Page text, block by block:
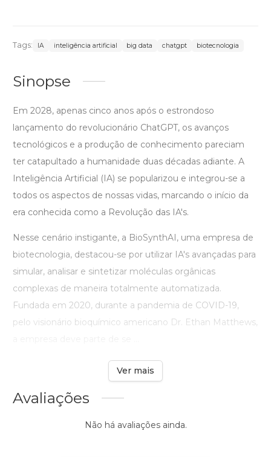
Tags: IA inteligência artificial big data chatgpt biotecnologia
Sinopse
Em 2028, apenas cinco anos após o estrondoso
lançamento do revolucionário ChatGPT, os avanços
tecnológicos e a produção de conhecimento pareciam
ter catapultado a humanidade duas décadas adiante. A
Inteligência Artificial (IA) se popularizou e integrou-se a
todos os aspectos de nossas vidas, marcando o início da
era conhecida como a Revolução das IA's.
Nesse cenário instigante, a BioSynthAI, uma empresa de
biotecnologia, destacou-se por utilizar IA's avançadas para
simular, analisar e sintetizar moléculas orgânicas
complexas de maneira totalmente automatizada.
Fundada em 2020, durante a pandemia de COVID-19,
pelo visionário bioquímico americano Dr. Ethan Matthews,
Ver mais
Avaliações
Não há avaliações ainda.